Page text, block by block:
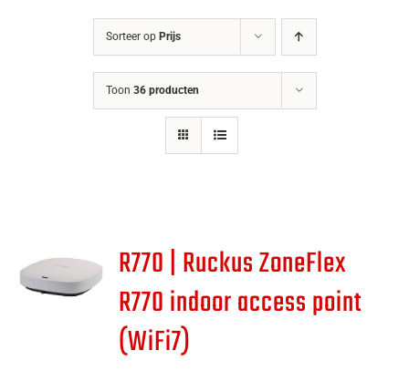
Sorteer op Prijs
Toon 36 producten
R770 | Ruckus ZoneFlex
R770 indoor access point
(WiFi7)